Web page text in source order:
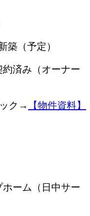
（予定）
み（オーナー
ク→ 【物件資料】
ーム（日中サー